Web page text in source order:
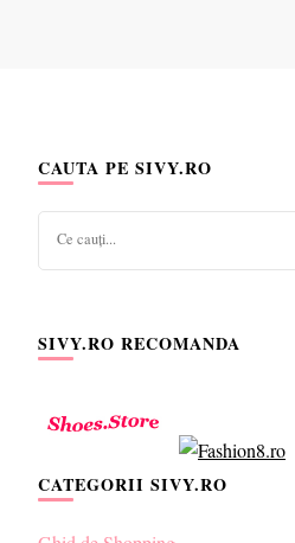
CAUTA PE SIVY.RO
SIVY.RO RECOMANDA
CATEGORII SIVY.RO